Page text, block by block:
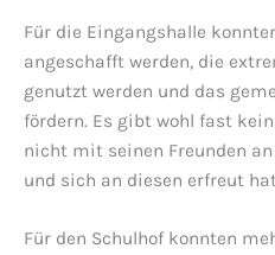
Für die Eingangshalle
angeschafft werden, die
genutzt werden und das
fördern. Es gibt wohl fast
nicht mit seinen Freunden
und sich an diesen erfreut
Für den Schulhof konnten